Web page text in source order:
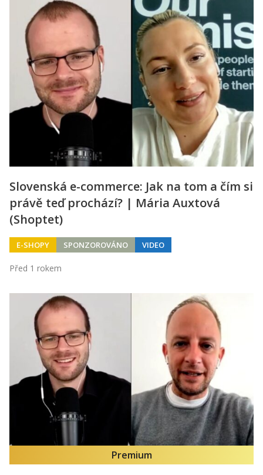
Slovenská e-commerce: Jak na tom a čím si
právě teď prochází? | Mária Auxtová
(Shoptet)
E-SHOPY SPONZOROVÁNO VIDEO
Před 1 rokem
Premium